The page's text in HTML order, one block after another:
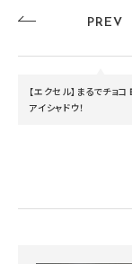
PREV
【エクセル】まるでチョ
アイシャドウ！